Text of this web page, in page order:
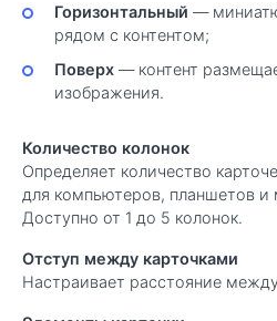
Горизонтальный —
рядом с контентом;
Поверх— контент
изображения.
Количество колонок
Определяет количество
для компьютеров, планшетов и
Доступно от 1 до 5 колонок.
Отступ между карточками
Настраивает расстояние